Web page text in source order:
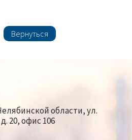
Вернуться
области, ул.
20, офис 106